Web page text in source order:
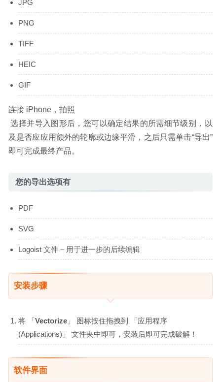
JPG
PNG
TIFF
HEIC
GIF
连接 iPhone，拍照
选择并导入图形后，您可以确定结果的所需细节级别，以
及是否应应用额外的轮廓或边缘平滑，之后只需单击“导出”
即可完成最终产品。
您的导出选项有
PDF
SVG
Logoist 文件 – 用于进一步的后续编辑
安装步骤
将 「Vectorize 」 图标按住拖拽到 「应用程序
(Applications)」 文件夹中即可，安装后即可完成破解！
软件界面